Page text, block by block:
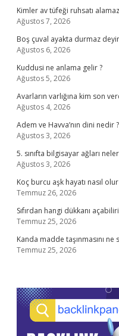
Kimler av tüfeği ruhsatı
Ağustos 7, 2026
Boş çuval ayakta durmaz
Ağustos 6, 2026
Kuddusi ne anlama gelir ?
Ağustos 5, 2026
Avarların varlığına kim son
Ağustos 4, 2026
Adem ve Havva’nın dini nedir ?
Ağustos 3, 2026
5. sınıfta bilgisayar ağları
Ağustos 3, 2026
Koç burcu aşk hayatı nasıl olur
Temmuz 26, 2026
Sıfırdan hangi dükkanı
Temmuz 25, 2026
Kanda madde taşınmasını ne
Temmuz 25, 2026